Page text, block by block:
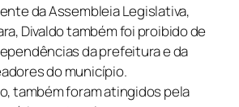
da Assembleia Legislativa,
Divaldo também foi proibido de
da prefeitura e da
do município.
também foram atingidos pela